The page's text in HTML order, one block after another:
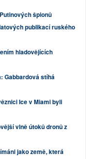
špionů
publikací ruského
hladovějících
Gabbardová stíhá
Ice v Miami byli
vlně útoků dronů z
jako země, která